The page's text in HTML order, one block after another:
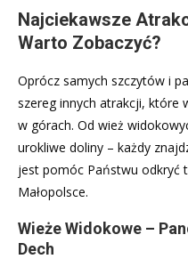
Najciekawsze
Warto Zobaczyć?
Oprócz samych szczytów i
szereg innych atrakcji, które
w górach. Od wież
urokliwe doliny – każdy
jest pomóc Państwu odkryć
Małopolsce.
Wieże Widokowe –
Dech